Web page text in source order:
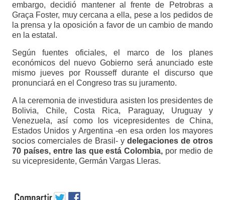
embargo, decidió mantener al frente de Petrobras a
Graça Foster, muy cercana a ella, pese a los pedidos de
la prensa y la oposición a favor de un cambio de mando
en la estatal.
Según fuentes oficiales, el marco de los planes
económicos del nuevo Gobierno será anunciado este
mismo jueves por Rousseff durante el discurso que
pronunciará en el Congreso tras su juramento.
A la ceremonia de investidura asisten los presidentes de
Bolivia, Chile, Costa Rica, Paraguay, Uruguay y
Venezuela, así como los vicepresidentes de China,
Estados Unidos y Argentina -en esa orden los mayores
socios comerciales de Brasil- ydelegaciones de otros
70 países, entre las que está Colombia, por medio de
su vicepresidente, Germán Vargas Lleras.